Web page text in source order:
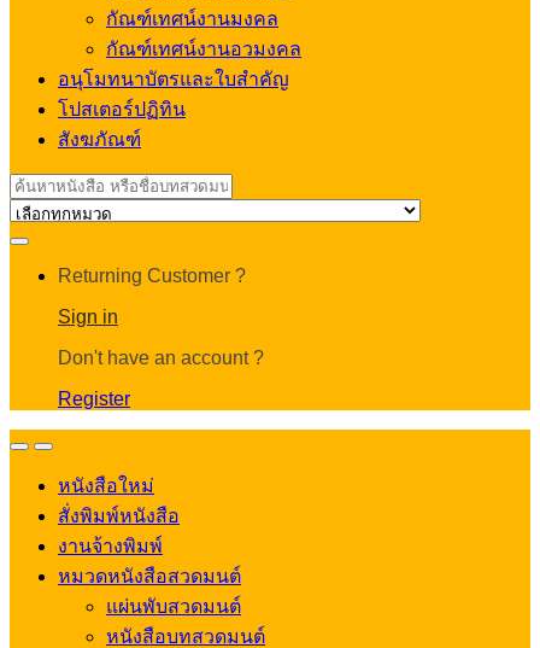
กัณฑ์เทศน์งานมงคล
กัณฑ์เทศน์งานอวมงคล
อนุโมทนาบัตรและใบสำคัญ
โปสเตอร์ปฏิทิน
สังฆภัณฑ์
Search
for:
Returning Customer ?
Sign in
Don't have an account ?
Register
OpenClose
หนังสือใหม่
สั่งพิมพ์หนังสือ
งานจ้างพิมพ์
หมวดหนังสือสวดมนต์
แผ่นพับสวดมนต์
หนังสือบทสวดมนต์